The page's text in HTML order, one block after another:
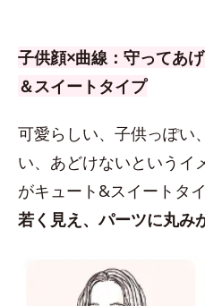
子供顔×曲線：守ってあ
＆スイートタイプ
可愛らしい、子供っぽい
い、あどけないというイ
がキュート&スイートタイ
若く見え、パーツに丸み